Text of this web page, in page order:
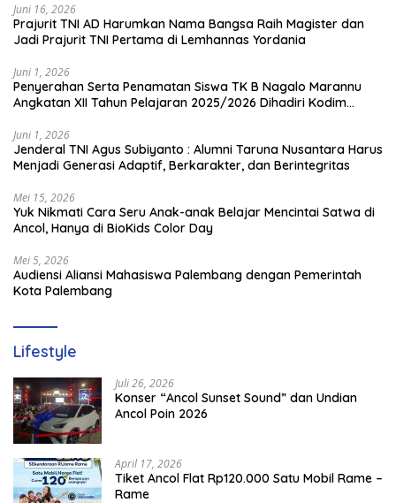
Juni 16, 2026
Prajurit TNI AD Harumkan Nama Bangsa Raih Magister dan
Jadi Prajurit TNI Pertama di Lemhannas Yordania
Juni 1, 2026
Penyerahan Serta Penamatan Siswa TK B Nagalo Marannu
Angkatan XII Tahun Pelajaran 2025/2026 Dihadiri Kodim
Juni 1, 2026
Jenderal TNI Agus Subiyanto : Alumni Taruna Nusantara Harus
Menjadi Generasi Adaptif, Berkarakter, dan Berintegritas
Mei 15, 2026
Yuk Nikmati Cara Seru Anak-anak Belajar Mencintai Satwa di
Ancol, Hanya di BioKids Color Day
Mei 5, 2026
Audiensi Aliansi Mahasiswa Palembang dengan Pemerintah
Kota Palembang
Lifestyle
Juli 26, 2026
Konser “Ancol Sunset Sound” dan Undian
Ancol Poin 2026
April 17, 2026
Tiket Ancol Flat Rp120.000 Satu Mobil Rame –
Rame